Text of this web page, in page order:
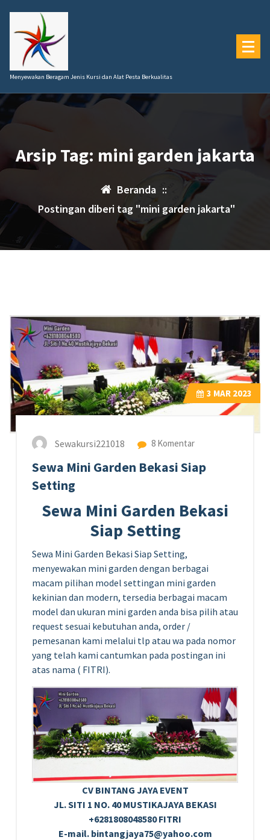
konten
Menyewakan Beragam Jenis Kursi dan Alat Pesta Berkualitas
Arsip Tag: mini garden jakarta
Beranda ::
Postingan diberi tag "mini garden jakarta"
3 MAR 2023
Sewakursi221018 8 Komentar
Sewa Mini Garden Bekasi Siap
Setting
Sewa Mini Garden Bekasi
Siap Setting
Sewa Mini Garden Bekasi Siap Setting,
menyewakan mini garden dengan berbagai
macam pilihan model settingan mini garden
kekinian dan modern, tersedia berbagai macam
model dan ukuran mini garden anda bisa pilih atau
request sesuai kebutuhan anda, order /
pemesanan kami melalui tlp atau wa pada nomor
yang telah kami cantumkan pada postingan ini
atas nama ( FITRI).
CV BINTANG JAYA EVENT
JL. SITI 1 NO. 40 MUSTIKAJAYA BEKASI
+6281808048580 FITRI
E-mail. bintangjaya75@yahoo.com